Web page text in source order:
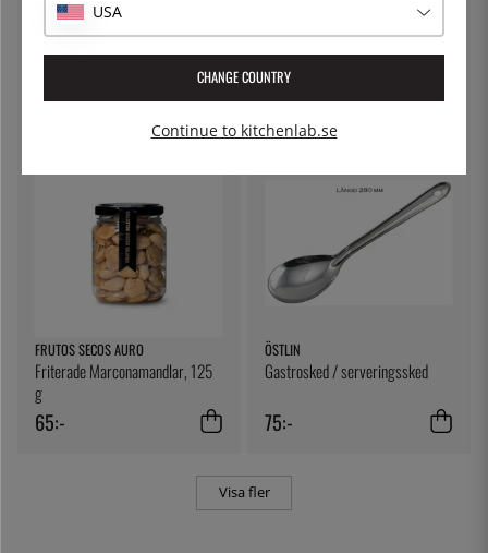
KITCHEN CRAFT
Ostduk, filterduk - Kitchen Craft
79:-
Lock till delibägare
5:-
FRUTOS SECOS AURO
Friterade Marconamandlar, 125
g
65:-
ÖSTLIN
Gastrosked / serveringssked
75:-
Visa fler
USA
CHANGE COUNTRY
Continue to kitchenlab.se